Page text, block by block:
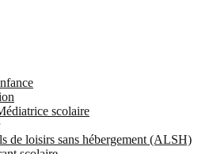
scolaire
de loisirs sans hébergement (ALSH)